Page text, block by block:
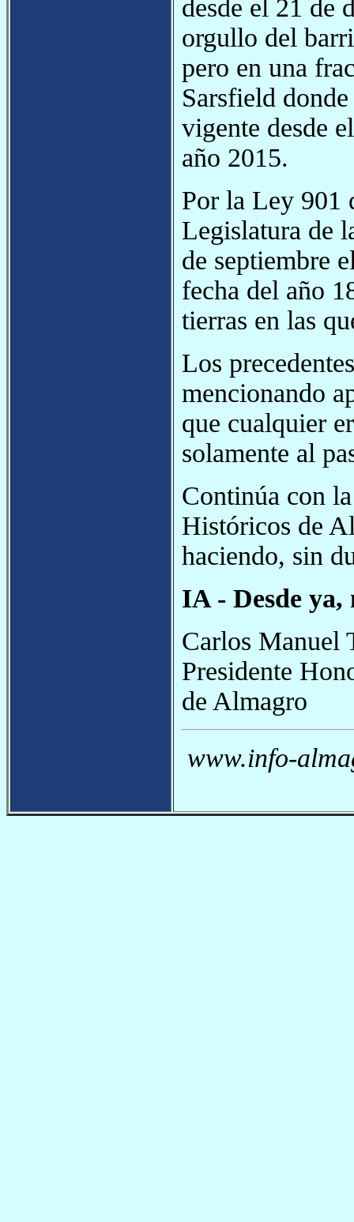
desde el 21 de
orgullo del
pero en una
Sarsfield
vigente desde
año 2015.
Por la Ley 901
Legislatura de
de
fecha del año
tierras en las
Los
mencionando
que cualquier
solamente al
Continúa con
Históricos de
haciendo, sin
IA - Desde ya,
Carlos Manuel
Presidente
de Almagro
www.info-